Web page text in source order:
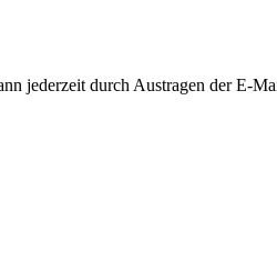
jederzeit durch Austragen der E-